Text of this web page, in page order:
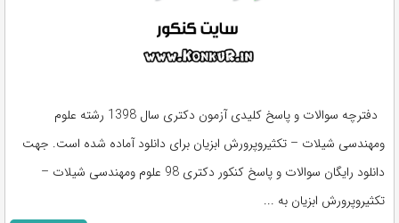
دفترچه سوالات و پاسخ کلیدی آزمون دکتری سال 1398 رشته علوم
ومهندسی شیلات – تکثیروپرورش ابزیان برای دانلود آماده شده است. جهت
دانلود رایگان سوالات و پاسخ کنکور دکتری 98 علوم ومهندسی شیلات –
تکثیروپرورش ابزیان به ...